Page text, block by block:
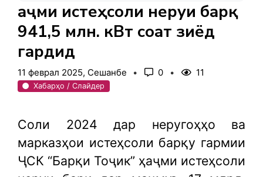
Ҳаҷми истеҳсоли неруи барқ
941,5 млн. кВт соат зиёд
гардид
11 феврал 2025, Сешанбе 0 11
Хабарҳо / Слайдер
Соли 2024 дар неругоҳҳо ва
марказҳои истеҳсоли барқу гармии
ҶСК “Барқи Тоҷик” ҳаҷми истеҳсоли